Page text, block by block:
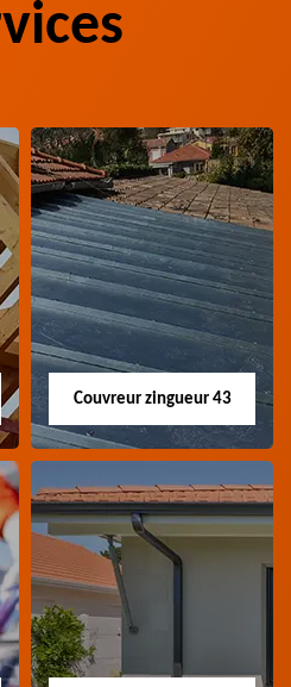
Couvreur zingueur 43
Couvreur zingueur
Artisan couvreur
zingueur 43 Haute-Loire